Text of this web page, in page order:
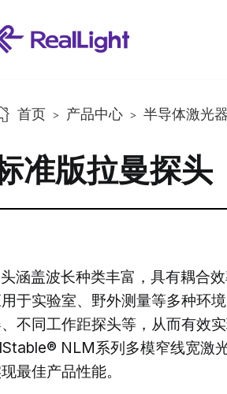
首页 > 产品中心 > 半导体激光器
准版拉曼探头
涵盖波长种类丰富，具有耦合
于实验室、野外测量等多种环
不同工作距探头等，从而有效
NLM系列多模窄线宽激
最佳产品性能。